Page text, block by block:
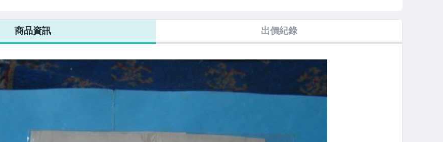
商品資訊 出價紀錄